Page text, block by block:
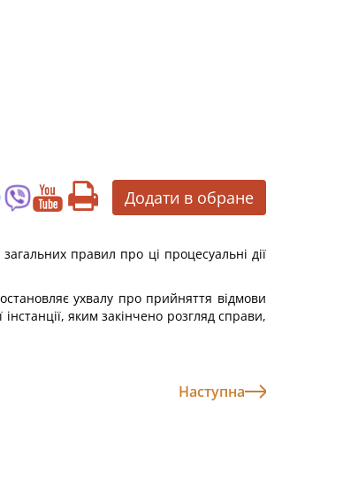
Додати в обране
правил про ці процесуальні дії
ухвалу про прийняття відмови
яким закінчено розгляд справи,
Наступна